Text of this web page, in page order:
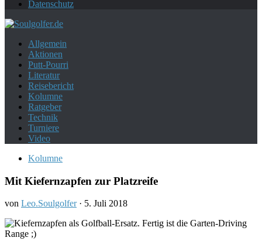
Datenschutz
Allgemein
Aktionen
Putt-Pourri
Literatur
Reisebericht
Kolumne
Ratgeber
Technik
Turniere
Video
Kolumne
Mit Kiefernzapfen zur Platzreife
von Leo.Soulgolfer · 5. Juli 2018